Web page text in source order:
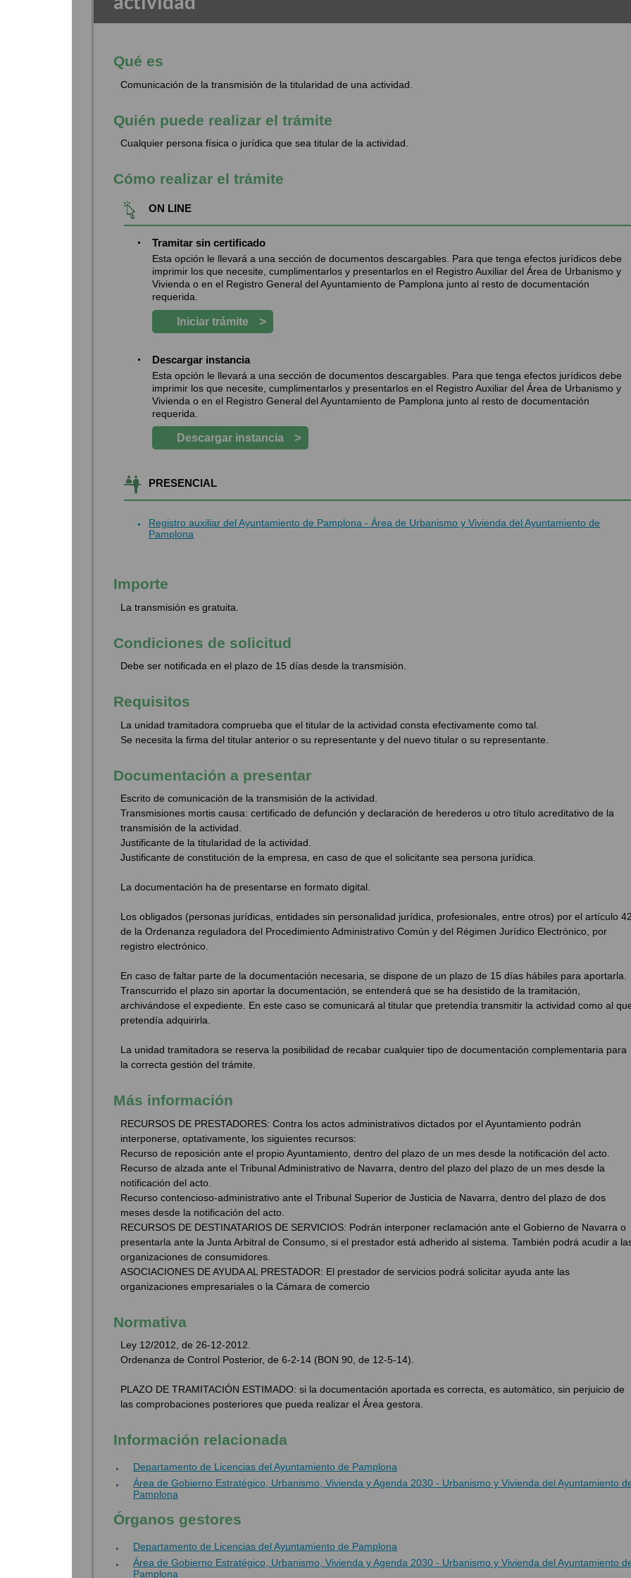
Qué es
Comunicación de la transmisión de la titularidad de una actividad.
Quién puede realizar el trámite
Cualquier persona física o jurídica que sea titular de la actividad.
Cómo realizar el trámite
ON LINE
Tramitar sin certificado
Esta opción le llevará a una sección de documentos descargables. Para que tenga efectos jurídicos debe
imprimir los que necesite, cumplimentarlos y presentarlos en el Registro Auxiliar del Área de Urbanismo y
Vivienda o en el Registro General del Ayuntamiento de Pamplona junto al resto de documentación
requerida.
Iniciar trámite >
Descargar instancia
Esta opción le llevará a una sección de documentos descargables. Para que tenga efectos jurídicos debe
imprimir los que necesite, cumplimentarlos y presentarlos en el Registro Auxiliar del Área de Urbanismo y
Vivienda o en el Registro General del Ayuntamiento de Pamplona junto al resto de documentación
requerida.
Descargar instancia >
PRESENCIAL
Registro auxiliar del Ayuntamiento de Pamplona - Área de Urbanismo y Vivienda del Ayuntamiento de
Pamplona
Importe
La transmisión es gratuita.
Condiciones de solicitud
Debe ser notificada en el plazo de 15 días desde la transmisión.
Requisitos
La unidad tramitadora comprueba que el titular de la actividad consta efectivamente como tal.
Se necesita la firma del titular anterior o su representante y del nuevo titular o su representante.
Documentación a presentar
Escrito de comunicación de la transmisión de la actividad.
Transmisiones mortis causa: certificado de defunción y declaración de herederos u otro título acreditativo de la
transmisión de la actividad.
Justificante de la titularidad de la actividad.
Justificante de constitución de la empresa, en caso de que el solicitante sea persona jurídica.
La documentación ha de presentarse en formato digital.
Los obligados (personas jurídicas, entidades sin personalidad jurídica, profesionales, entre otros) por el artículo
de la Ordenanza reguladora del Procedimiento Administrativo Común y del Régimen Jurídico Electrónico, por
registro electrónico.
En caso de faltar parte de la documentación necesaria, se dispone de un plazo de 15 días hábiles para aportarla.
Transcurrido el plazo sin aportar la documentación, se entenderá que se ha desistido de la tramitación,
archivándose el expediente. En este caso se comunicará al titular que pretendía transmitir la actividad como al
pretendía adquirirla.
La unidad tramitadora se reserva la posibilidad de recabar cualquier tipo de documentación complementaria para
la correcta gestión del trámite.
Más información
RECURSOS DE PRESTADORES: Contra los actos administrativos dictados por el Ayuntamiento podrán
interponerse, optativamente, los siguientes recursos:
Recurso de reposición ante el propio Ayuntamiento, dentro del plazo de un mes desde la notificación del acto.
Recurso de alzada ante el Tribunal Administrativo de Navarra, dentro del plazo del plazo de un mes desde la
notificación del acto.
Recurso contencioso-administrativo ante el Tribunal Superior de Justicia de Navarra, dentro del plazo de dos
meses desde la notificación del acto.
RECURSOS DE DESTINATARIOS DE SERVICIOS: Podrán interponer reclamación ante el Gobierno de Navarra o
presentarla ante la Junta Arbitral de Consumo, si el prestador está adherido al sistema. También podrá acudir a
organizaciones de consumidores.
ASOCIACIONES DE AYUDA AL PRESTADOR: El prestador de servicios podrá solicitar ayuda ante las
organizaciones empresariales o la Cámara de comercio
Normativa
Ley 12/2012, de 26-12-2012.
Ordenanza de Control Posterior, de 6-2-14 (BON 90, de 12-5-14).
PLAZO DE TRAMITACIÓN ESTIMADO: si la documentación aportada es correcta, es automático, sin perjuicio de
las comprobaciones posteriores que pueda realizar el Área gestora.
Información relacionada
Departamento de Licencias del Ayuntamiento de Pamplona
Área de Gobierno Estratégico, Urbanismo, Vivienda y Agenda 2030 - Urbanismo y Vivienda del Ayuntamiento
Pamplona
Órganos gestores
Departamento de Licencias del Ayuntamiento de Pamplona
Área de Gobierno Estratégico, Urbanismo, Vivienda y Agenda 2030 - Urbanismo y Vivienda del Ayuntamiento
Pamplona